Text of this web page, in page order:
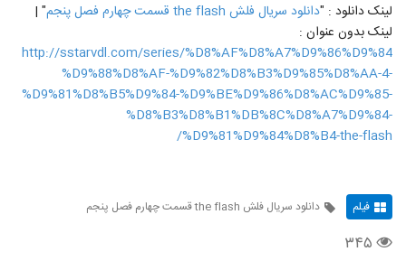
لینک دانلود : "دانلود سریال فلش the flash قسمت چهارم فصل پنجم
" |
لینک بدون عنوان :
http://sstarvdl.com/series/%D8%AF%D8%A7%D9%86%D9%84
%D9%88%D8%AF-%D9%82%D8%B3%D9%85%D8%AA-4-
%D9%81%D8%B5%D9%84-%D9%BE%D9%86%D8%AC%D9%85-
%D8%B3%D8%B1%DB%8C%D8%A7%D9%84-
%D9%81%D9%84%D8%B4-the-flash/
فیلم دانلود سریال فلش the flash قسمت چهارم فصل پنجم
۳۴۵